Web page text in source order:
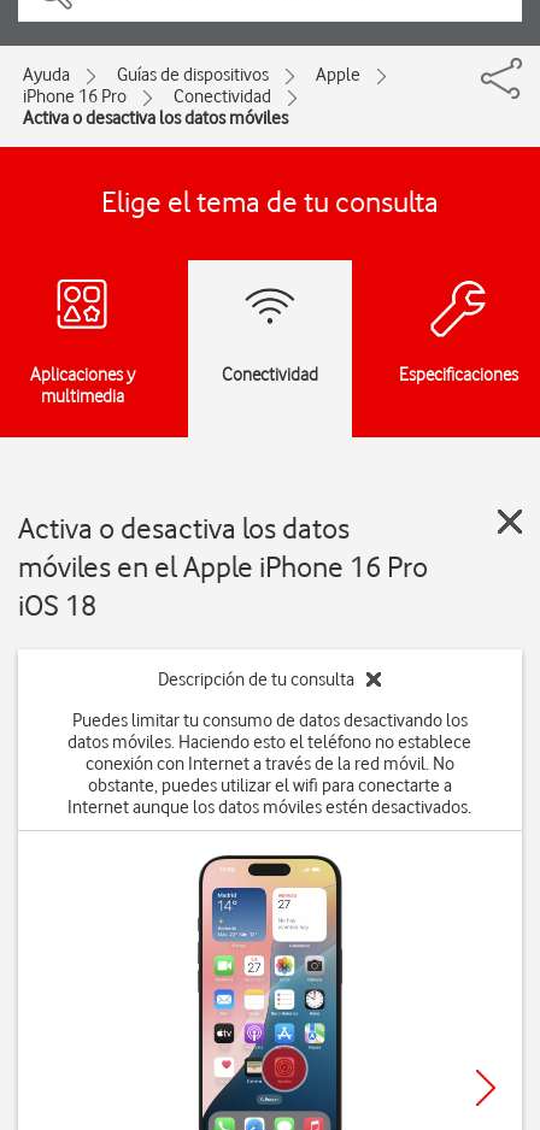
Ayuda Guías de dispositivos
Apple
iPhone 16 Pro
Conectividad
Activa o desactiva los datos móviles
Elige el tema de tu consulta
Aplicaciones y
multimedia
Conectividad Especificaciones
Activa o desactiva los datos
móviles en el Apple iPhone 16 Pro
iOS 18
Descripción de tu consulta
Puedes limitar tu consumo de datos desactivando los
datos móviles. Haciendo esto el teléfono no establece
conexión con Internet a través de la red móvil. No
obstante, puedes utilizar el wifi para conectarte a
Internet aunque los datos móviles estén desactivados.